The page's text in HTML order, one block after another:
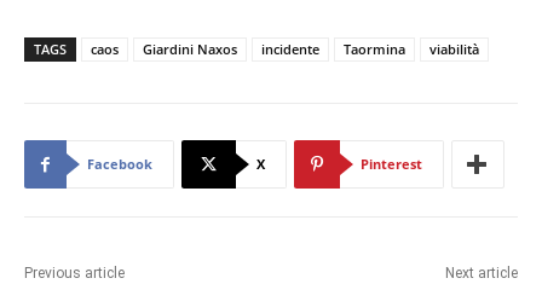
TAGS caos Giardini Naxos incidente Taormina viabilità
Facebook X Pinterest
Previous article Next article